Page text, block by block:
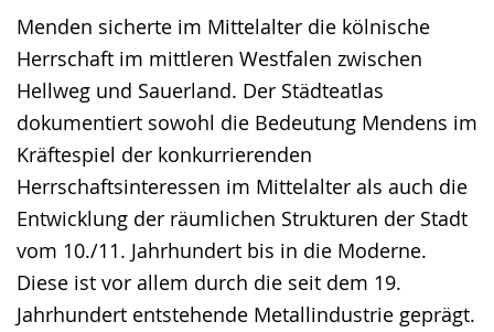
Menden sicherte im Mittelalter die kölnische
Herrschaft im mittleren Westfalen zwischen
Hellweg und Sauerland. Der Städteatlas
dokumentiert sowohl die Bedeutung Mendens im
Kräftespiel der konkurrierenden
Herrschaftsinteressen im Mittelalter als auch die
Entwicklung der räumlichen Strukturen der Stadt
vom 10./11. Jahrhundert bis in die Moderne.
Diese ist vor allem durch die seit dem 19.
Jahrhundert entstehende Metallindustrie geprägt.